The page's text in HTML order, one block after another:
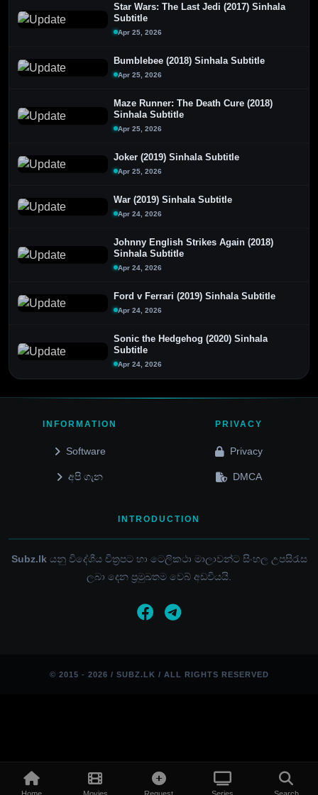
Star Wars: The Last Jedi (2017) Sinhala
Subtitle
Apr 25, 2026
Bumblebee (2018) Sinhala Subtitle
Apr 25, 2026
Maze Runner: The Death Cure (2018)
Sinhala Subtitle
Apr 25, 2026
Joker (2019) Sinhala Subtitle
Apr 25, 2026
War (2019) Sinhala Subtitle
Apr 24, 2026
Johnny English Strikes Again (2018)
Sinhala Subtitle
Apr 24, 2026
Ford v Ferrari (2019) Sinhala Subtitle
Apr 24, 2026
Sonic the Hedgehog (2020) Sinhala
Subtitle
Apr 24, 2026
Home Movies Request Series Search
INFORMATION
Software
අපි ගැන
PRIVACY
Privacy
DMCA
INTRODUCTION
Subz.lk යනු විදේශීය චිත්‍රපට හා ටෙලිකථා මාලාවන්ට සිංහල උපසිරැස
ලබා දෙන ප්‍රමුඛතම වෙබ් අඩවියයි.
© 2015 - 2026 / SUBZ.LK / ALL RIGHTS RESERVED